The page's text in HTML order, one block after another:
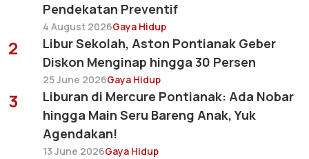
Pendekatan Preventif
4 August 2026Gaya Hidup
2
Libur Sekolah, Aston Pontianak Geber
Diskon Menginap hingga 30 Persen
25 June 2026Gaya Hidup
3
Liburan di Mercure Pontianak: Ada Nobar
hingga Main Seru Bareng Anak, Yuk
Agendakan!
13 June 2026Gaya Hidup